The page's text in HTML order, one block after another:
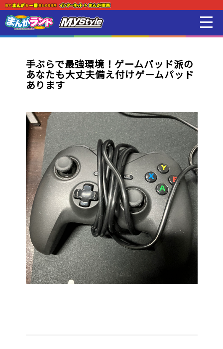
店舗一覧
スマホアプリ紹介
オンラインゲーム
映画 / アニメ / 電子書籍
新着・オススメ情報
手ぶらで最強環境！ゲームパッド派の
あなたも大丈夫備え付けゲームパッド
あります